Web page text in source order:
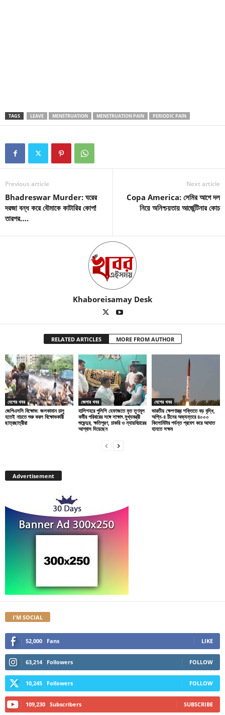
TAGS LEAVE MENSTRUATION MENSTRUATION PAIN PERIODIC PAIN
Previous article
Bhadreswar Murder: ঘরের
দরজা বন্ধ করে বৌমাকে কাটারির কোপ!
তারপর….
Next article
Copa America: সেমির আগে দল
নিয়ে অনিশ্চয়তায় আর্জেন্টিনার কোচ
Khaboreisamay Desk
RELATED ARTICLES MORE FROM AUTHOR
দেশের খবর
জেপিএসসি বিক্ষোভ: জলকামান চালু
হতেই নাচতে শুরু করল বিক্ষোভকারী
ছাত্রছাত্রীরা
জেলার খবর
হালিশহরে পুলিশি হেফাজতে মৃত তৃণমূল
কর্মীর পরিবারের সঙ্গে সাক্ষাৎ মুখ্যমন্ত্রী
শুভেন্দুর, ক্ষতিপূরণ, চাকরি ও ন্যায়বিচারের
আশ্বাস দিয়েছেন
দেশের খবর
ভারতীয় ক্ষেপণাস্ত্র শক্তিতে বড় বৃদ্ধি,
অগ্নি-৪ চীনের অভ্যন্তরে ৪০০০
কিলোমিটার পর্যন্ত প্রবেশ করে আঘাত
হানতে সক্ষম
Advertisement
I'M SOCIAL
52,000 Fans LIKE
63,214 Followers FOLLOW
10,245 Followers FOLLOW
109,230 Subscribers SUBSCRIBE